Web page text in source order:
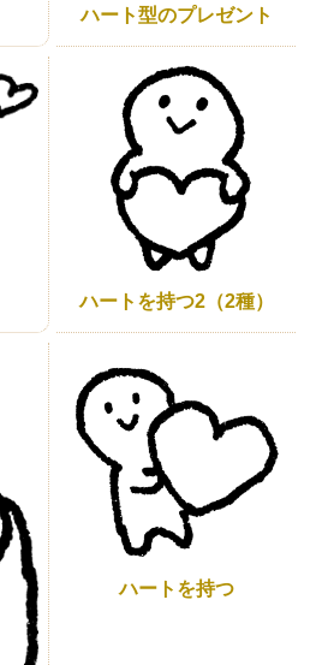
ハート型のプレゼント
ハートを持つ2（2種）
ハートを持つ